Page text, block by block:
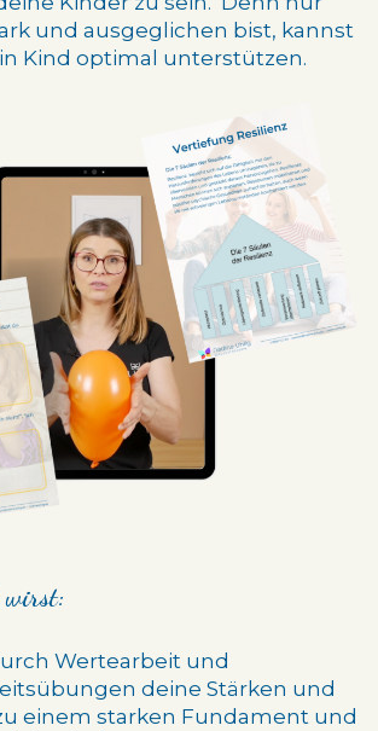
und ausgeglichen bist, kannst
Kind optimal unterstützen.
wirst:
Wertearbeit und
deine Stärken und
einem starken Fundament und